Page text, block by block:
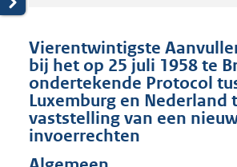
Vierentwintigste
bij het op 25 juli 1958 te
ondertekende Protocol
Luxemburg en Nederland
vaststelling van een
invoerrechten